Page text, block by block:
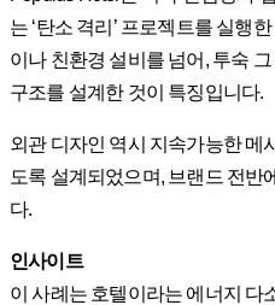
는 ‘탄소 격리’ 프로젝트를 실행
이나 친환경 설비를 넘어, 투숙
구조를 설계한 것이 특징입니다.
외관 디자인 역시 지속가능한 메
도록 설계되었으며, 브랜드 전반
다.
인사이트
이 사례는 호텔이라는 에너지 다